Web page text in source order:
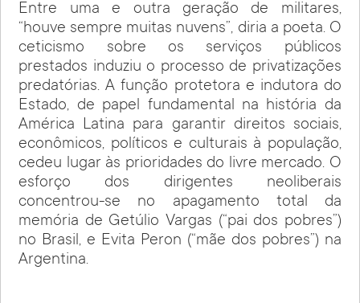
Entre uma e outra geração de militares,
“houve sempre muitas nuvens”, diria a poeta. O
ceticismo sobre os serviços públicos
prestados induziu o processo de privatizações
predatórias. A função protetora e indutora do
Estado, de papel fundamental na história da
América Latina para garantir direitos sociais,
econômicos, políticos e culturais à população,
cedeu lugar às prioridades do livre mercado. O
esforço dos dirigentes neoliberais
concentrou-se no apagamento total da
memória de Getúlio Vargas (“pai dos pobres”)
no Brasil, e Evita Peron (“mãe dos pobres”) na
Argentina.